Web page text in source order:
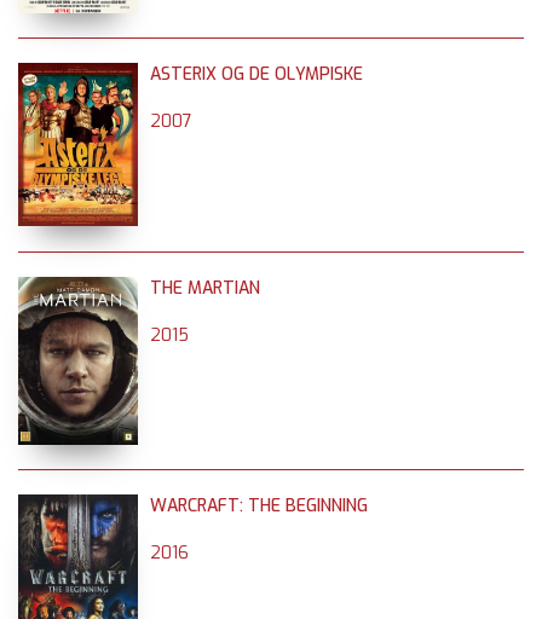
ASTERIX OG DE OLYMPISKE
2007
THE MARTIAN
2015
WARCRAFT: THE BEGINNING
2016